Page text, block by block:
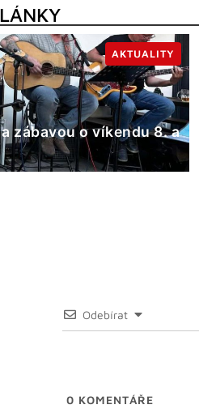
zábavou o víkendu 8. a
AKTUALITY
Odebírat
0 KOMENTÁŘE